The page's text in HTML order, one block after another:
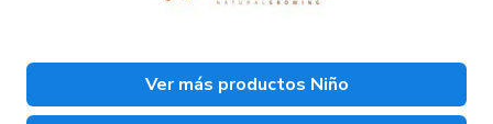
Ver más productos Niño